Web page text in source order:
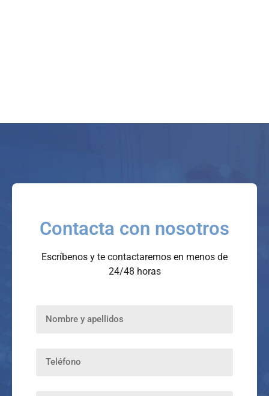
Contacta con nosotros
Escríbenos y te contactaremos en menos de
24/48 horas